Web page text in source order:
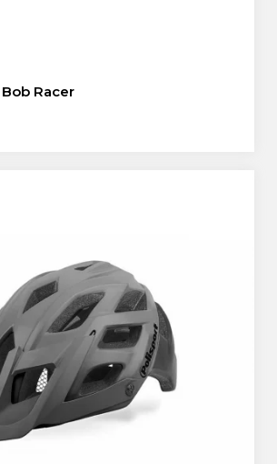
Bob Racer